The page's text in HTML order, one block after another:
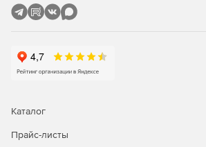
Описанные свойства делают TEGU
предсказуемым и надежным в
этому нам удалось снизить издержки на
Каталог
Прайс-листы